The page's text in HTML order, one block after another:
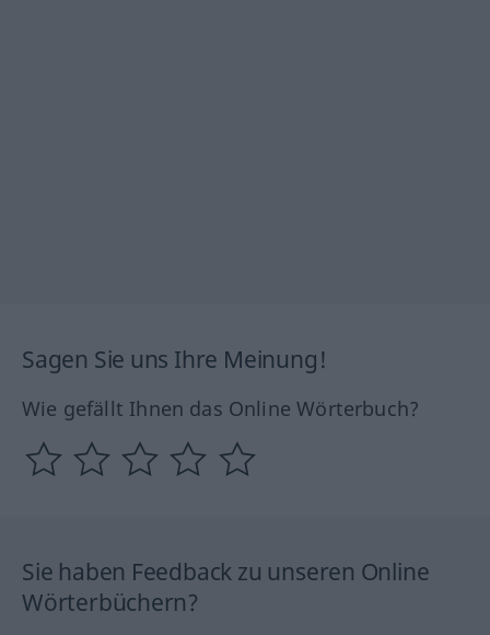
Sagen Sie uns Ihre Meinung!
Wie gefällt Ihnen das Online Wörterbuch?
Sie haben Feedback zu unseren Online
Wörterbüchern?